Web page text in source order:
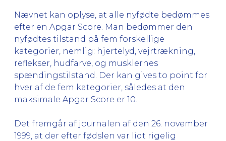
Nævnet kan oplyse, at alle nyfødte bedømmes
efter en Apgar Score. Man bedømmer den
nyfødtes tilstand på fem forskellige
kategorier, nemlig: hjertelyd, vejrtrækning,
reflekser, hudfarve, og musklernes
spændingstilstand. Der kan gives to point for
hver af de fem kategorier, således at den
maksimale Apgar Score er 10.
Det fremgår af journalen af den 26. november
1999, at der efter fødslen var lidt rigelig